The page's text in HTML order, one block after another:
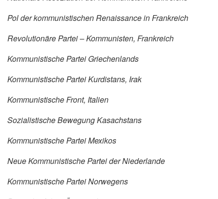
Pol der kommunistischen Renaissance in Frankreich
Revolutionäre Partei – Kommunisten, Frankreich
Kommunistische Partei Griechenlands
Kommunistische Partei Kurdistans, Irak
Kommunistische Front, Italien
Sozialistische Bewegung Kasachstans
Kommunistische Partei Mexikos
Neue Kommunistische Partei der Niederlande
Kommunistische Partei Norwegens